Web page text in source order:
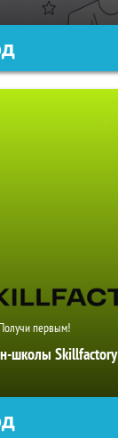
первым!
школы Skillfactory